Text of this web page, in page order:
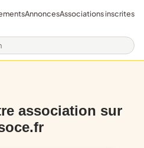
AnnoncesAssociations inscrites
association sur